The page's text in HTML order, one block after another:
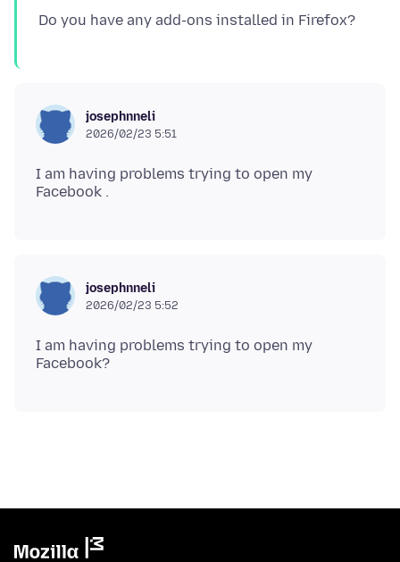
josephnneli
2026/02/23 5:51
I am having problems trying to open my
josephnneli
2026/02/23 5:52
I am having problems trying to open my